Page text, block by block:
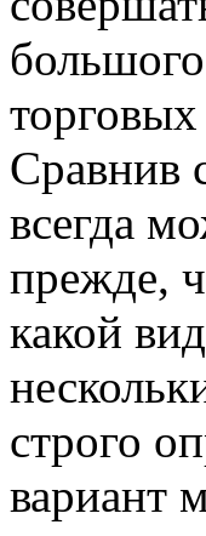
Сравнив
всегда
прежде,
какой
строго
вариант